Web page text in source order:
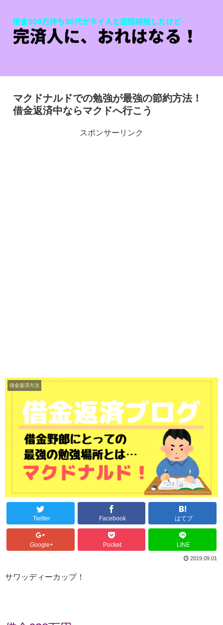
マクドナルドでの勉強が最強の節約方法！
借金返済中ならマクドへ行こう
スポンサーリンク
借金返済方法
Twitter Facebook はてブ
Google+ Pocket LINE
2019.09.01
サワッディーカップ！